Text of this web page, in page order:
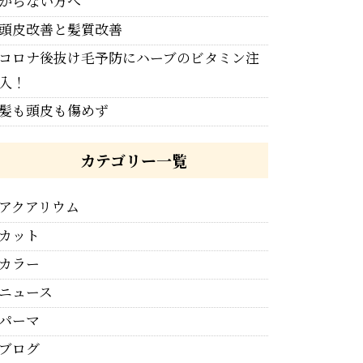
皮改善と髪質改善
コロナ後抜け毛予防にハーブのビタミン注
入！
も頭皮も傷めず
カテゴリー一覧
アクアリウム
カット
カラー
ニュース
ーマ
ブログ